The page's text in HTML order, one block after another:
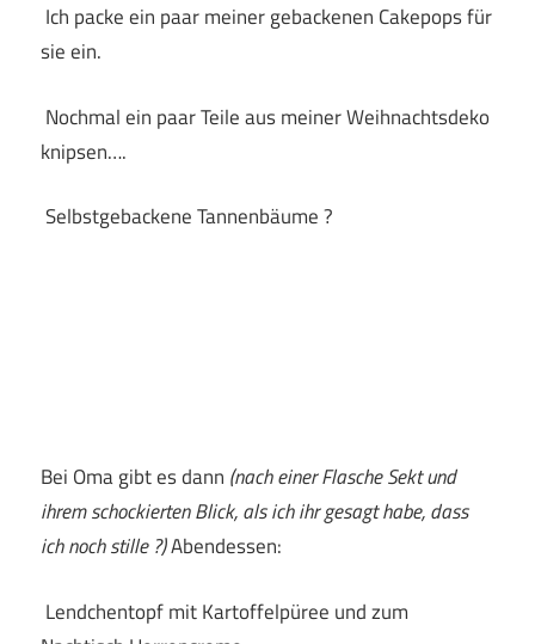
Ich packe ein paar meiner gebackenen Cakepops für
sie ein.
Nochmal ein paar Teile aus meiner Weihnachtsdeko
knipsen….
Selbstgebackene Tannenbäume ?
Bei Oma gibt es dann (nach einer Flasche Sekt und
ihrem schockierten Blick, als ich ihr gesagt habe, dass
ich noch stille ?)Abendessen:
Lendchentopf mit Kartoffelpüree und zum